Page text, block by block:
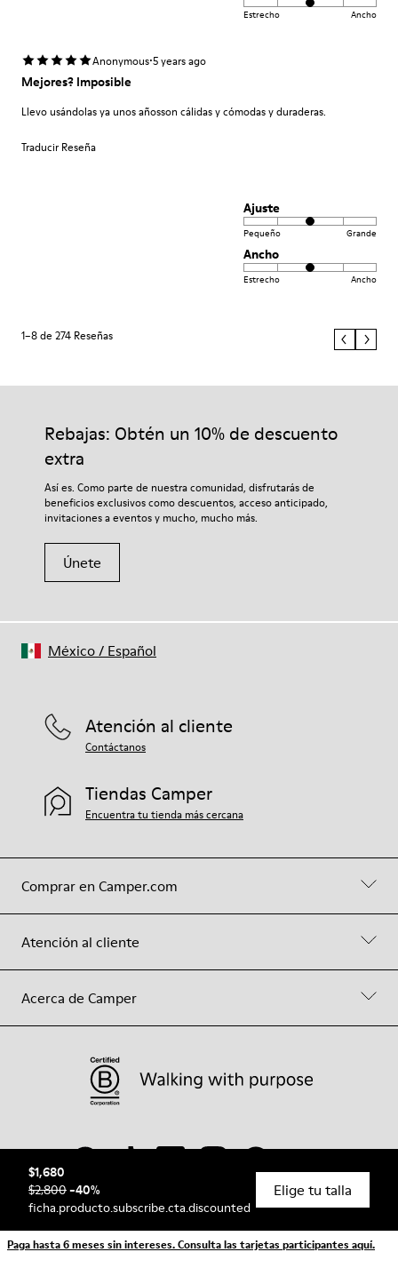
$1,680
$2,800-40%
ficha.producto.subscribe.cta.discounted
Elige tu talla
Paga hasta 6 meses sin intereses. Consulta las tarjetas participantes aquí.
Estrecho Ancho
Anonymous·5 years ago
Mejores? Imposible
Llevo usándolas ya unos añosson cálidas y cómodas y duraderas.
Traducir Reseña
Ajuste
Pequeño Grande
Ancho
Estrecho Ancho
1–8 de 274 Reseñas
Rebajas: Obtén un 10% de descuento
extra
Así es. Como parte de nuestra comunidad, disfrutarás de
beneficios exclusivos como descuentos, acceso anticipado,
invitaciones a eventos y mucho, mucho más.
Únete
Comprar en Camper.com
Atención al cliente
Acerca de Camper
Atención al cliente
Contáctanos
Tiendas Camper
Encuentra tu tienda más cercana
México/ Español